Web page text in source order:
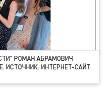
РОМАН АБРАМОВИЧ
ИСТОЧНИК: ИНТЕРНЕТ-САЙТ